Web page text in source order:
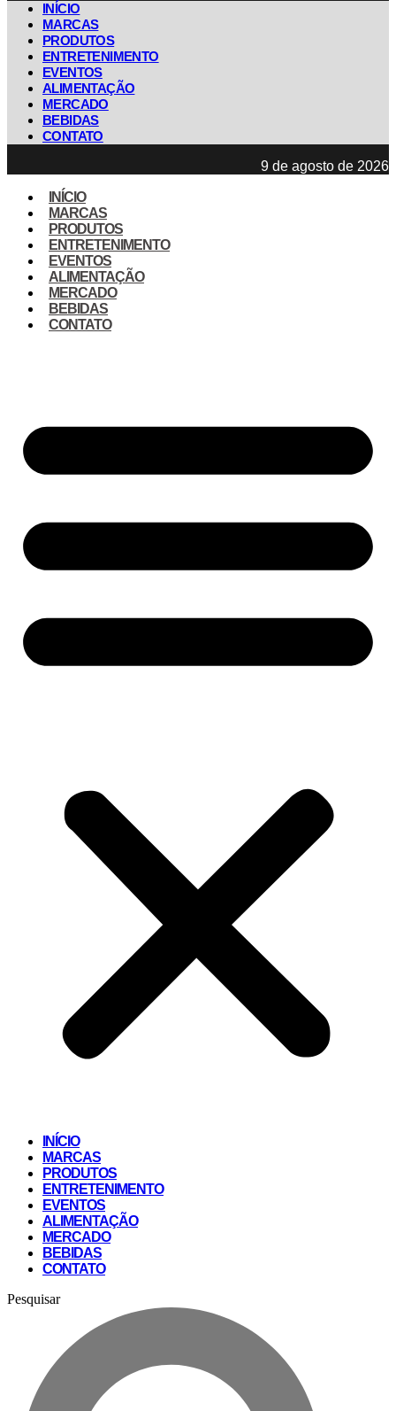
INÍCIO
MARCAS
PRODUTOS
ENTRETENIMENTO
EVENTOS
ALIMENTAÇÃO
MERCADO
BEBIDAS
CONTATO
9 de agosto de 2026
INÍCIO
MARCAS
PRODUTOS
ENTRETENIMENTO
EVENTOS
ALIMENTAÇÃO
MERCADO
BEBIDAS
CONTATO
INÍCIO
MARCAS
PRODUTOS
ENTRETENIMENTO
EVENTOS
ALIMENTAÇÃO
MERCADO
BEBIDAS
CONTATO
Pesquisar